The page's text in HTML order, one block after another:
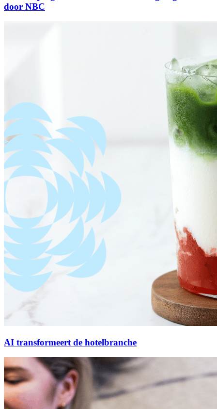
door NBC
AI transformeert de hotelbranche